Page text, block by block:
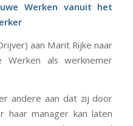
Werken vanuit het
aan Marit Rijke naar
als werknemer
andere aan dat zij door
haar manager kan laten